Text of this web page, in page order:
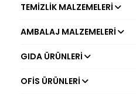
TEMIZLIK MALZEMELERI
AMBALAJ MALZEMELERI
GIDA ÜRÜNLERI
OFIS ÜRÜNLERI